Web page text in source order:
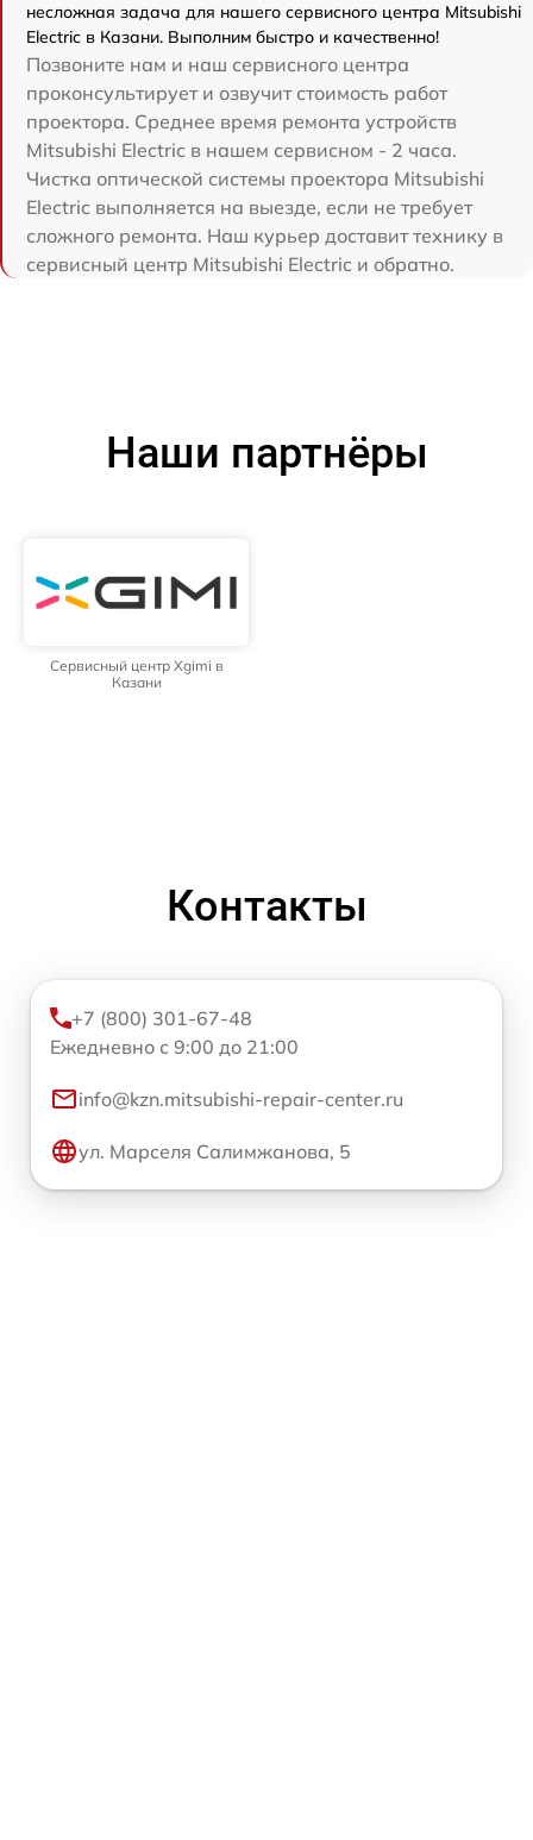
несложная задача для нашего сервисного центра Mitsubishi
Electric в Казани. Выполним быстро и качественно!
Позвоните нам и наш сервисного центра
проконсультирует и озвучит стоимость работ
проектора. Среднее время ремонта устройств
Mitsubishi Electric в нашем сервисном - 2 часа.
Чистка оптической системы проектора Mitsubishi
Electric выполняется на выезде, если не требует
сложного ремонта. Наш курьер доставит технику в
сервисный центр Mitsubishi Electric и обратно.
Наши партнёры
Сервисный центр Xgimi в
Казани
Контакты
+7 (800) 301-67-48
Ежедневно с 9:00 до 21:00
info@kzn.mitsubishi-repair-center.ru
ул. Марселя Салимжанова, 5